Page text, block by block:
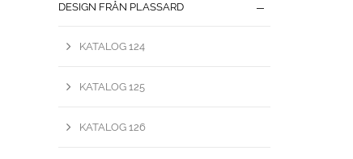
DESIGN FRÅN PLASSARD
KATALOG 124
KATALOG 125
KATALOG 126